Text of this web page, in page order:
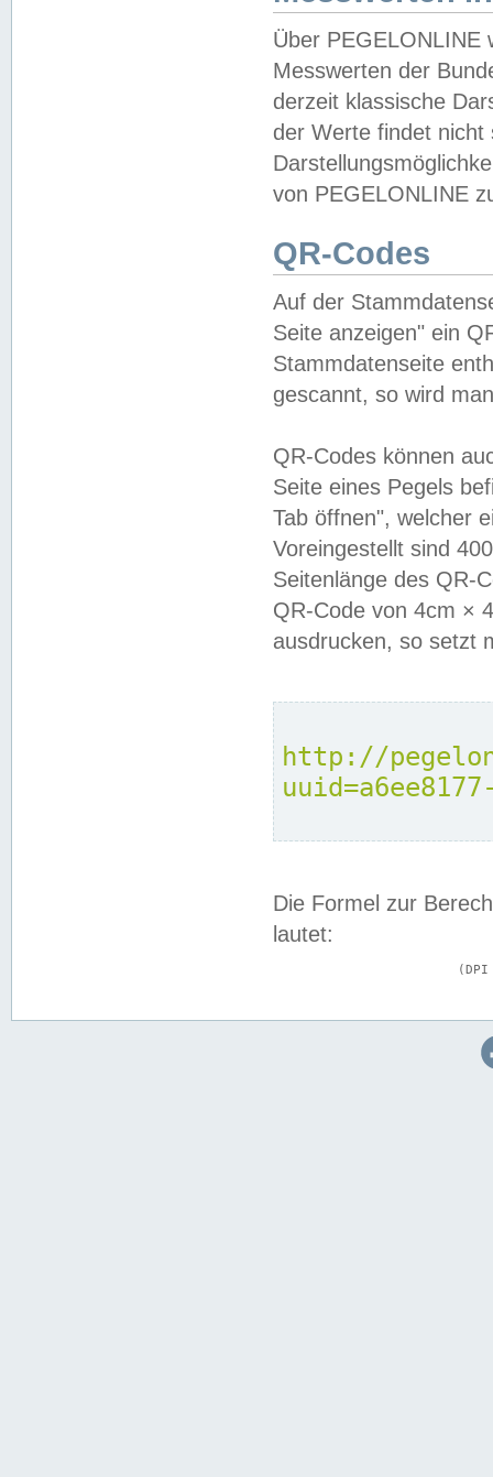
Über PEGELONLINE
Messwerten der
derzeit klassische
der Werte findet
von PEGELONLINE
QR-Codes
Auf der
Seite anzeigen" ein
Stammdatenseite
gescannt, so wird
QR-Codes können
Seite eines Pegels
Tab öffnen", welcher
Voreingestellt sind
Seitenlänge des QR-
QR-Code von 4cm ×
ausdrucken, so setzt
http://
Die Formel zur
lautet: